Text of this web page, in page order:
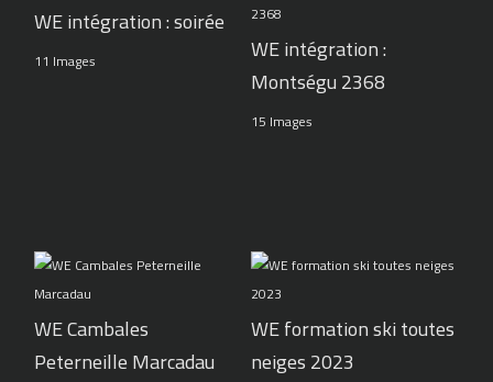
WE intégration : soirée
11 Images
WE intégration :
Montségu 2368
15 Images
WE Cambales
Peterneille Marcadau
WE formation ski toutes
neiges 2023